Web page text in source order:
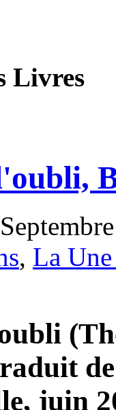
Livres
, La
juin